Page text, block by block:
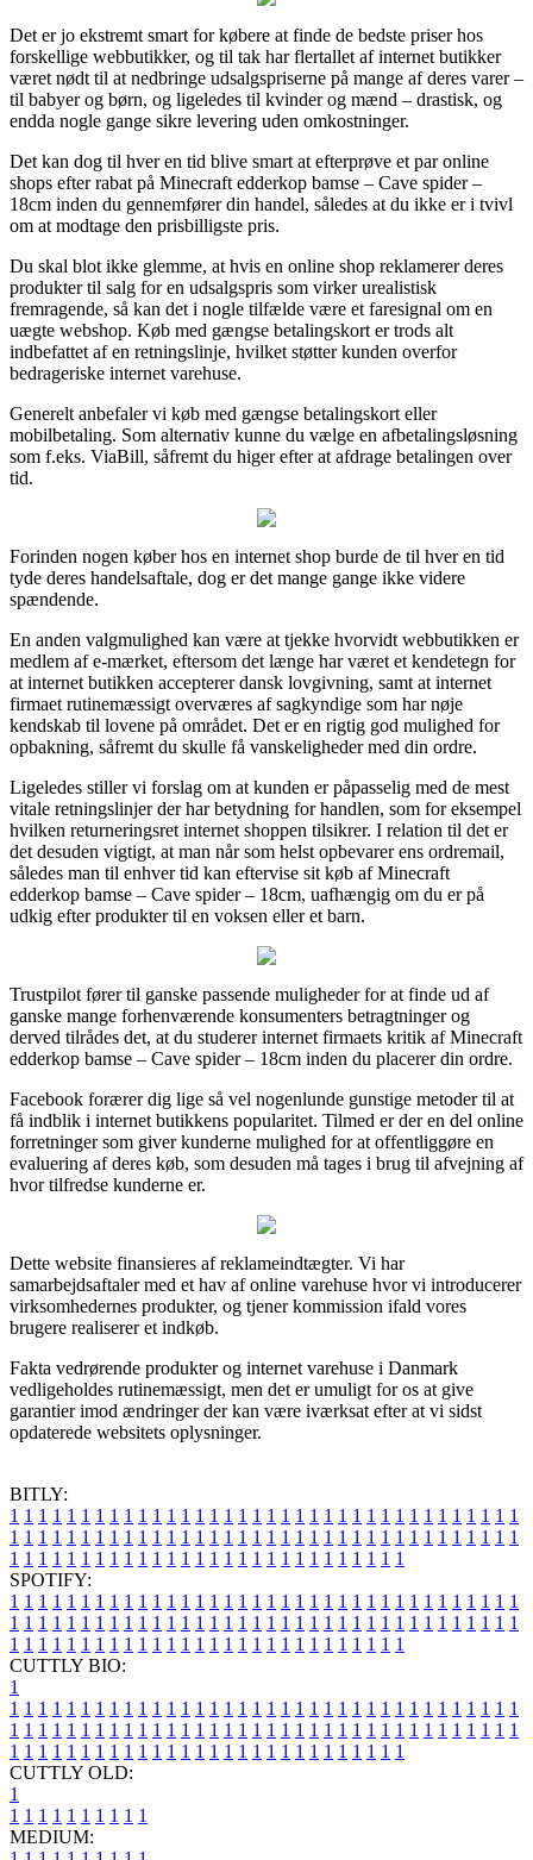
Det er jo ekstremt smart for købere at finde de bedste priser hos
forskellige webbutikker, og til tak har flertallet af internet butikker
været nødt til at nedbringe udsalgspriserne på mange af deres varer –
til babyer og børn, og ligeledes til kvinder og mænd – drastisk, og
endda nogle gange sikre levering uden omkostninger.
Det kan dog til hver en tid blive smart at efterprøve et par online
shops efter rabat på Minecraft edderkop bamse – Cave spider –
18cm inden du gennemfører din handel, således at du ikke er i tvivl
om at modtage den prisbilligste pris.
Du skal blot ikke glemme, at hvis en online shop reklamerer deres
produkter til salg for en udsalgspris som virker urealistisk
fremragende, så kan det i nogle tilfælde være et faresignal om en
uægte webshop. Køb med gængse betalingskort er trods alt
indbefattet af en retningslinje, hvilket støtter kunden overfor
bedrageriske internet varehuse.
Generelt anbefaler vi køb med gængse betalingskort eller
mobilbetaling. Som alternativ kunne du vælge en afbetalingsløsning
som f.eks. ViaBill, såfremt du higer efter at afdrage betalingen over
tid.
Forinden nogen køber hos en internet shop burde de til hver en tid
tyde deres handelsaftale, dog er det mange gange ikke videre
spændende.
En anden valgmulighed kan være at tjekke hvorvidt webbutikken er
medlem af e-mærket, eftersom det længe har været et kendetegn for
at internet butikken accepterer dansk lovgivning, samt at internet
firmaet rutinemæssigt overværes af sagkyndige som har nøje
kendskab til lovene på området. Det er en rigtig god mulighed for
opbakning, såfremt du skulle få vanskeligheder med din ordre.
Ligeledes stiller vi forslag om at kunden er påpasselig med de mest
vitale retningslinjer der har betydning for handlen, som for eksempel
hvilken returneringsret internet shoppen tilsikrer. I relation til det er
det desuden vigtigt, at man når som helst opbevarer ens ordremail,
således man til enhver tid kan eftervise sit køb af Minecraft
edderkop bamse – Cave spider – 18cm, uafhængig om du er på
udkig efter produkter til en voksen eller et barn.
Trustpilot fører til ganske passende muligheder for at finde ud af
ganske mange forhenværende konsumenters betragtninger og
derved tilrådes det, at du studerer internet firmaets kritik af Minecraft
edderkop bamse – Cave spider – 18cm inden du placerer din ordre.
Facebook forærer dig lige så vel nogenlunde gunstige metoder til at
få indblik i internet butikkens popularitet. Tilmed er der en del online
forretninger som giver kunderne mulighed for at offentliggøre en
evaluering af deres køb, som desuden må tages i brug til afvejning af
hvor tilfredse kunderne er.
Dette website finansieres af reklameindtægter. Vi har
samarbejdsaftaler med et hav af online varehuse hvor vi introducerer
virksomhedernes produkter, og tjener kommission ifald vores
brugere realiserer et indkøb.
Fakta vedrørende produkter og internet varehuse i Danmark
vedligeholdes rutinemæssigt, men det er umuligt for os at give
garantier imod ændringer der kan være iværksat efter at vi sidst
opdaterede websitets oplysninger.
BITLY:
1 1 1 1 1 1 1 1 1 1 1 1 1 1 1 1 1 1 1 1 1 1 1 1 1 1 1 1 1 1 1 1 1 1 1 1
1 1 1 1 1 1 1 1 1 1 1 1 1 1 1 1 1 1 1 1 1 1 1 1 1 1 1 1 1 1 1 1 1 1 1 1
1 1 1 1 1 1 1 1 1 1 1 1 1 1 1 1 1 1 1 1 1 1 1 1 1 1 1 1
SPOTIFY:
1 1 1 1 1 1 1 1 1 1 1 1 1 1 1 1 1 1 1 1 1 1 1 1 1 1 1 1 1 1 1 1 1 1 1 1
1 1 1 1 1 1 1 1 1 1 1 1 1 1 1 1 1 1 1 1 1 1 1 1 1 1 1 1 1 1 1 1 1 1 1 1
1 1 1 1 1 1 1 1 1 1 1 1 1 1 1 1 1 1 1 1 1 1 1 1 1 1 1 1
CUTTLY BIO:
1
1 1 1 1 1 1 1 1 1 1 1 1 1 1 1 1 1 1 1 1 1 1 1 1 1 1 1 1 1 1 1 1 1 1 1 1
1 1 1 1 1 1 1 1 1 1 1 1 1 1 1 1 1 1 1 1 1 1 1 1 1 1 1 1 1 1 1 1 1 1 1 1
1 1 1 1 1 1 1 1 1 1 1 1 1 1 1 1 1 1 1 1 1 1 1 1 1 1 1 1
CUTTLY OLD:
1
1 1 1 1 1 1 1 1 1 1
MEDIUM: